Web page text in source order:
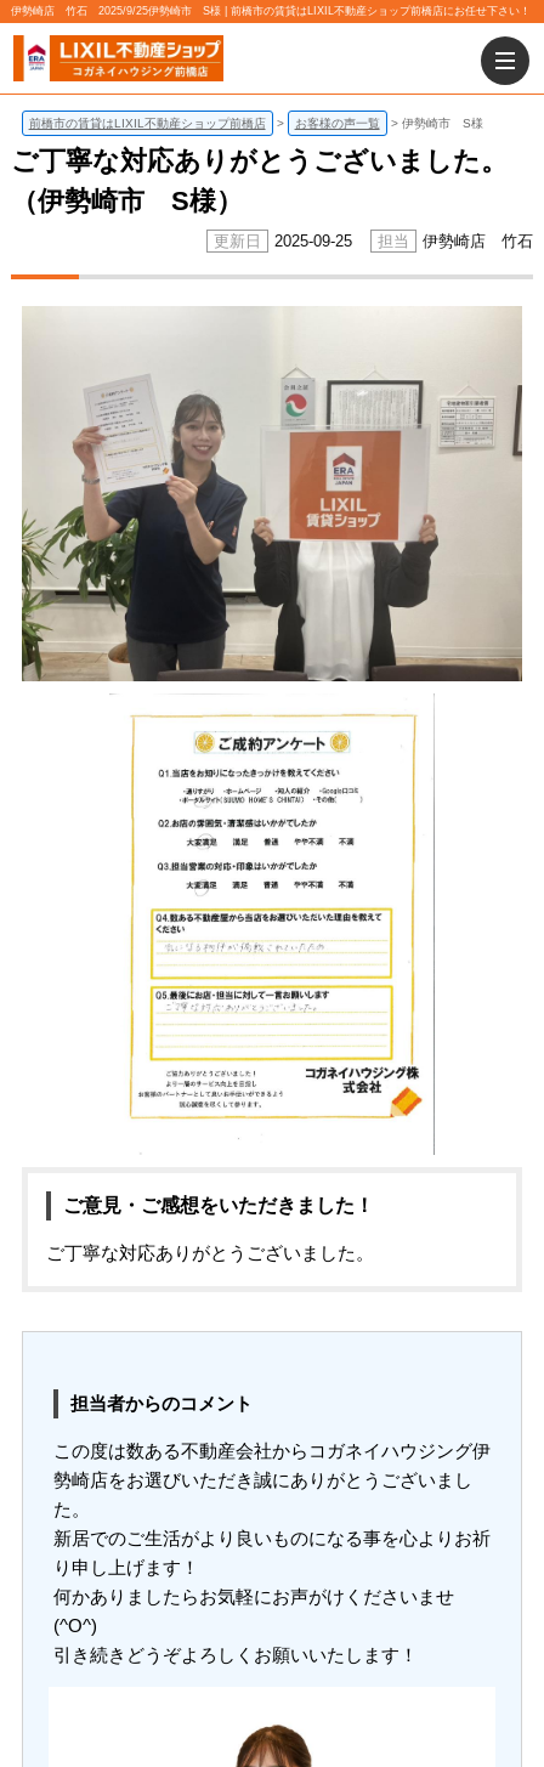
伊勢崎店 竹石 2025/9/25伊勢崎市 S様 | 前橋市の賃貸はLIXIL不動産ショップ前橋店にお任せ下さい！
前橋市の賃貸はLIXIL不動産ショップ前橋店 お客様の声一覧 伊勢崎市 S様
ご丁寧な対応ありがとうございました。
（伊勢崎市 S様）
2025-09-25 伊勢崎店 竹石
ご意見・ご感想をいただきました！
ご丁寧な対応ありがとうございました。
担当者からのコメント
この度は数ある不動産会社からコガネイハウジング伊
勢崎店をお選びいただき誠にありがとうございまし
た。
新居でのご生活がより良いものになる事を心よりお祈
り申し上げます！
何かありましたらお気軽にお声がけくださいませ
(^O^)
引き続きどうぞよろしくお願いいたします！